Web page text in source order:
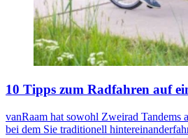
10 Tipps zum Radfahren auf
vanRaam hat sowohl Zweirad Tandems
bei dem Sie traditionell